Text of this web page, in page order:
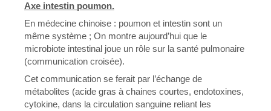
Axe intestin poumon.
En médecine chinoise : poumon et intestin sont un
même système ; On montre aujourd’hui que le
microbiote intestinal joue un rôle sur la santé pulmonaire
(communication croisée).
Cet communication se ferait par l’échange de
métabolites (acide gras à chaines courtes, endotoxines,
cytokine, dans la circulation sanguine reliant les